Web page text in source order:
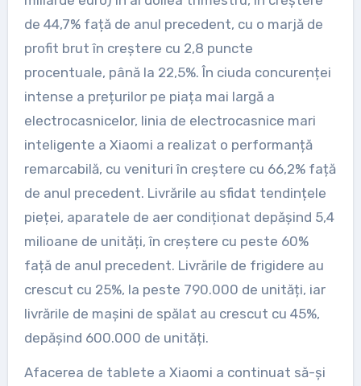
de 44,7% față de anul precedent, cu o marjă de
profit brut în creștere cu 2,8 puncte
procentuale, până la 22,5%. În ciuda concurenței
intense a prețurilor pe piața mai largă a
electrocasnicelor, linia de electrocasnice mari
inteligente a Xiaomi a realizat o performanță
remarcabilă, cu venituri în creștere cu 66,2% față
de anul precedent. Livrările au sfidat tendințele
pieței, aparatele de aer condiționat depășind 5,4
milioane de unități, în creștere cu peste 60%
față de anul precedent. Livrările de frigidere au
crescut cu 25%, la peste 790.000 de unități, iar
livrările de mașini de spălat au crescut cu 45%,
depășind 600.000 de unități.
Afacerea de tablete a Xiaomi a continuat să-și